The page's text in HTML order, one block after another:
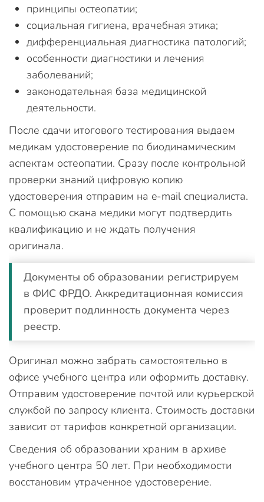
принципы остеопатии;
социальная гигиена, врачебная этика;
дифференциальная диагностика патологий;
особенности диагностики и лечения
заболеваний;
законодательная база медицинской
деятельности.
После сдачи итогового тестирования выдаем
медикам удостоверение по биодинамическим
аспектам остеопатии. Сразу после контрольной
проверки знаний цифровую копию
удостоверения отправим на e-mail специалиста.
С помощью скана медики могут подтвердить
квалификацию и не ждать получения
оригинала.
Документы об образовании регистрируем
в ФИС ФРДО. Аккредитационная комиссия
проверит подлинность документа через
реестр.
Оригинал можно забрать самостоятельно в
офисе учебного центра или оформить доставку.
Отправим удостоверение почтой или курьерской
службой по запросу клиента. Стоимость доставки
зависит от тарифов конкретной организации.
Сведения об образовании храним в архиве
учебного центра 50 лет. При необходимости
восстановим утраченное удостоверение.